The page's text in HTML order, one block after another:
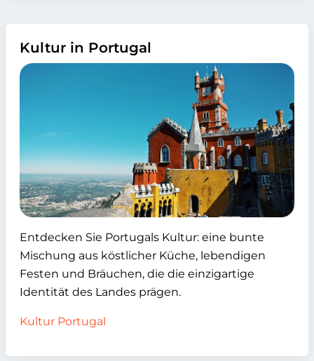
Kultur in Portugal
Entdecken Sie Portugals Kultur: eine bunte
Mischung aus köstlicher Küche, lebendigen
Festen und Bräuchen, die die einzigartige
Identität des Landes prägen.
Kultur Portugal